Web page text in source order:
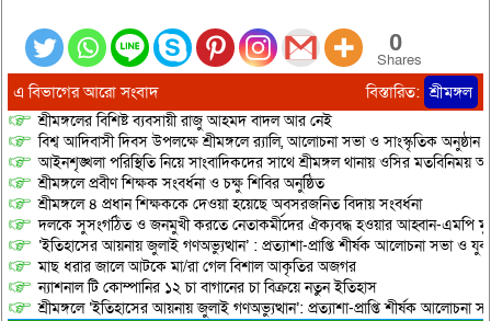
0
Shares
এ বিভাগের আরো সংবাদ বিস্তারিত: শ্রীমঙ্গল
শ্রীমঙ্গলের বিশিষ্ট ব্যবসায়ী রাজু আহমদ বাদল আর নেই
বিশ্ব আদিবাসী দিবস উপলক্ষে শ্রীমঙ্গলে র‌্যালি, আলোচনা সভা ও সাংস্কৃতিক অনুষ্ঠান
আইনশৃঙ্খলা পরিস্থিতি নিয়ে সাংবাদিকদের সাথে শ্রীমঙ্গল থানায় ওসির মতবিনিময়
শ্রীমঙ্গলে প্রবীণ শিক্ষক সংবর্ধনা ও চক্ষু শিবির অনুষ্ঠিত
শ্রীমঙ্গলে ৪ প্রধান শিক্ষককে দেওয়া হয়েছে অবসরজনিত বিদায় সংবর্ধনা
দলকে সুসংগঠিত ও জনমুখী করতে নেতাকর্মীদের ঐক্যবদ্ধ হওয়ার আহ্বান-এমপি
‘ইতিহাসের আয়নায় জুলাই গণঅভ্যুত্থান’ : প্রত্যাশা-প্রাপ্তি শীর্ষক আলোচনা সভা ও
মাছ ধরার জালে আটকে মা/রা গেল বিশাল আকৃতির অজগর
ন্যাশনাল টি কোম্পানির ১২ চা বাগানের চা বিক্রয়ে নতুন ইতিহাস
শ্রীমঙ্গলে ‘ইতিহাসের আয়নায় জুলাই গণঅভ্যুত্থান’: প্রত্যাশা-প্রাপ্তি শীর্ষক আলোচনা